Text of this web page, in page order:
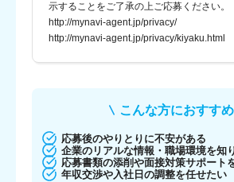
示することをご了承の上ご応募ください。
http://mynavi-agent.jp/privacy/
http://mynavi-agent.jp/privacy/kiyaku.html
こんな方におすすめ
応募後のやりとりに不安がある
企業のリアルな情報・職場環境を知
応募書類の添削や面接対策サポート
年収交渉や入社日の調整を任せたい